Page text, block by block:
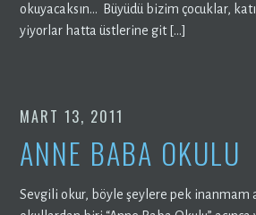
okuyacaksın… Büyüdü bizim çocuklar,
yiyorlar hatta üstlerine git […]
MART 13, 2011
ANNE BABA OKULU
Sevgili okur, böyle şeylere pek inanmam